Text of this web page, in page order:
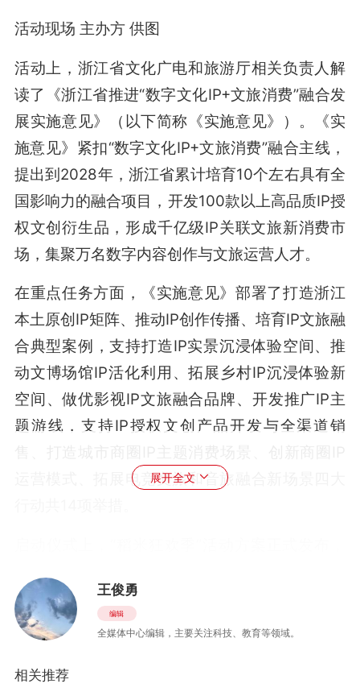
活动现场 主办方 供图
活动上，浙江省文化广电和旅游厅相关负责人解
读了《浙江省推进“数字文化IP+文旅消费”融合发
展实施意见》（以下简称《实施意见》）。《实
施意见》紧扣“数字文化IP+文旅消费”融合主线，
提出到2028年，浙江省累计培育10个左右具有全
国影响力的融合项目，开发100款以上高品质IP授
权文创衍生品，形成千亿级IP关联文旅新消费市
场，集聚万名数字内容创作与文旅运营人才。
在重点任务方面，《实施意见》部署了打造浙江
本土原创IP矩阵、推动IP创作传播、培育IP文旅融
合典型案例，支持打造IP实景沉浸体验空间、推
动文博场馆IP活化利用、拓展乡村IP沉浸体验新
空间、做优影视IP文旅融合品牌、开发推广IP主
题游线，支持IP授权文创产品开发与全渠道销
运营模式、拓展电竞文旅和音旅融合新场景四大
文旅融合产品“稻米狂欢季”主题权益卡，实现一
卡畅游省内多家合作景区与文化场馆。
展开全文
王俊勇
编辑
全媒体中心编辑，主要关注科技、教育等领域。
相关推荐